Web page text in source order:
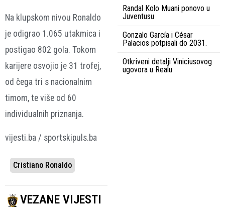
Na klupskom nivou Ronaldo
je odigrao 1.065 utakmica i
postigao 802 gola. Tokom
karijere osvojio je 31 trofej,
od čega tri s nacionalnim
timom, te više od 60
individualnih priznanja.
vijesti.ba / sportskipuls.ba
Cristiano Ronaldo
VEZANE VIJESTI
Randal Kolo Muani ponovo u
Juventusu
Gonzalo García i César
Palacios potpisali do 2031.
Otkriveni detalji Viniciusovog
ugovora u Realu